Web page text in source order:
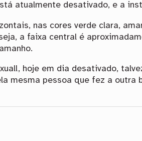
atualmente desativado, e a
nas cores verde clara,
a faixa central é
hoje em dia desativado,
mesma pessoa que fez a outra